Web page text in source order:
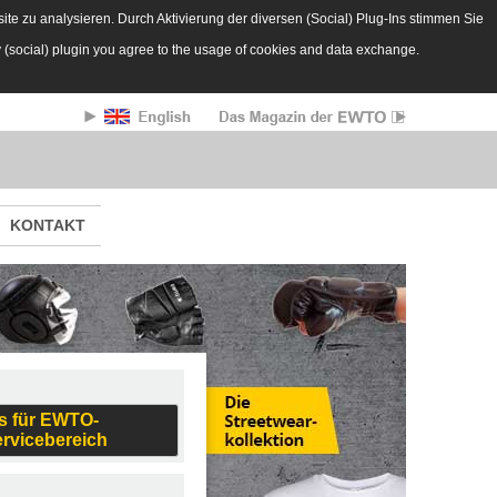
zu analysieren. Durch Aktivierung der diversen (Social) Plug-Ins stimmen Sie
plugin you agree to the usage of cookies and data exchange.
KONTAKT
für EWTO-